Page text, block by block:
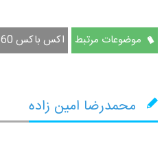
موضوعات مرتبط اکس باکس 360
محمدرضا امین زاده